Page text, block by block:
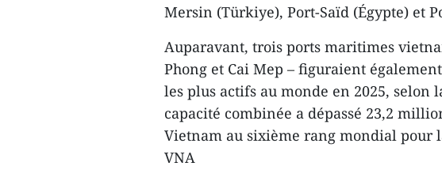
Mersin (Türkiye), Port-Saïd (Égypte) et
Auparavant, trois ports maritimes
Phong et Cai Mep – figuraient
les plus actifs au monde en 2025, selon
capacité combinée a dépassé 23,2
Vietnam au sixième rang mondial pour
VNA